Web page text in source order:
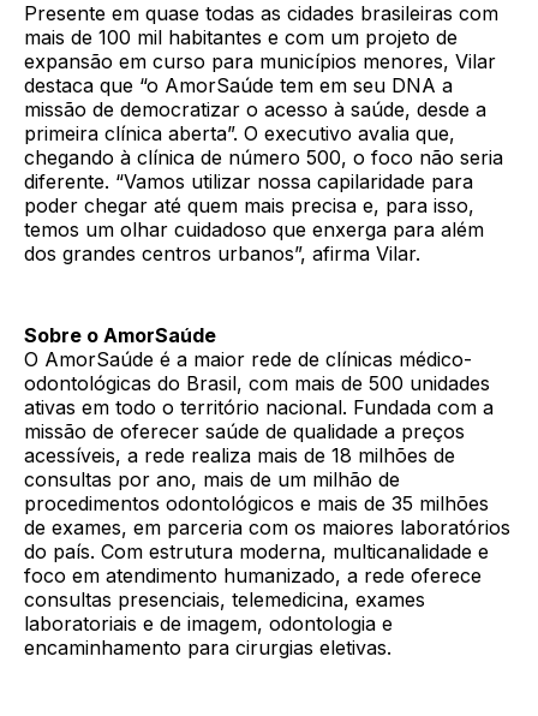
Presente em quase todas as cidades brasileiras com
mais de 100 mil habitantes e com um projeto de
expansão em curso para municípios menores, Vilar
destaca que “o AmorSaúde tem em seu DNA a
missão de democratizar o acesso à saúde, desde a
primeira clínica aberta”. O executivo avalia que,
chegando à clínica de número 500, o foco não seria
diferente. “Vamos utilizar nossa capilaridade para
poder chegar até quem mais precisa e, para isso,
temos um olhar cuidadoso que enxerga para além
dos grandes centros urbanos”, afirma Vilar.
Sobre o AmorSaúde
O AmorSaúde é a maior rede de clínicas médico-
odontológicas do Brasil, com mais de 500 unidades
ativas em todo o território nacional. Fundada com a
missão de oferecer saúde de qualidade a preços
acessíveis, a rede realiza mais de 18 milhões de
consultas por ano, mais de um milhão de
procedimentos odontológicos e mais de 35 milhões
de exames, em parceria com os maiores laboratórios
do país. Com estrutura moderna, multicanalidade e
foco em atendimento humanizado, a rede oferece
consultas presenciais, telemedicina, exames
laboratoriais e de imagem, odontologia e
encaminhamento para cirurgias eletivas.